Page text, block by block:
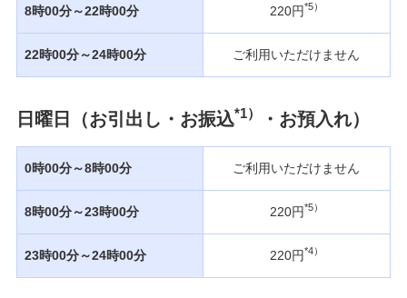
8時00分～22時00分 220円*5）
22時00分～24時00分 ご利用いただけません
日曜日（お引出し・お振込*1） ・お預入れ）
0時00分～8時00分 ご利用いただけません
8時00分～23時00分 220円*5）
23時00分～24時00分 220円*4）